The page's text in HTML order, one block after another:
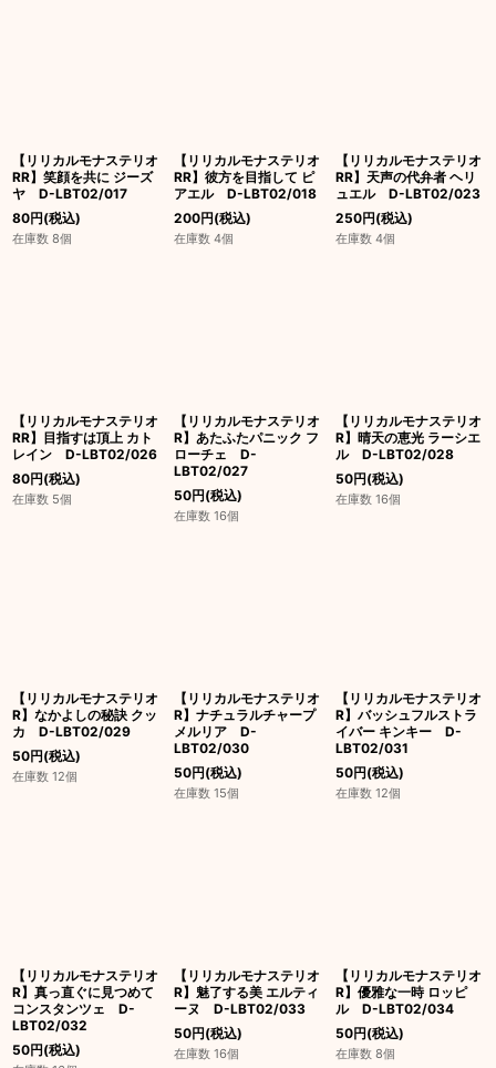
【リリカルモナステリオ
RR】笑顔を共に ジーズ
ヤ D-LBT02/017
80円(税込)
在庫数 8個
【リリカルモナステリオ
RR】彼方を目指して ピ
アエル D-LBT02/018
200円(税込)
在庫数 4個
【リリカルモナステリオ
RR】天声の代弁者 ヘリ
ュエル D-LBT02/023
250円(税込)
在庫数 4個
【リリカルモナステリオ
RR】目指すは頂上 カト
レイン D-LBT02/026
80円(税込)
在庫数 5個
【リリカルモナステリオ
R】あたふたパニック フ
ローチェ D-
LBT02/027
50円(税込)
在庫数 16個
【リリカルモナステリオ
R】晴天の恵光 ラーシエ
ル D-LBT02/028
50円(税込)
在庫数 16個
【リリカルモナステリオ
R】なかよしの秘訣 クッ
カ D-LBT02/029
50円(税込)
在庫数 12個
【リリカルモナステリオ
R】ナチュラルチャープ
メルリア D-
LBT02/030
50円(税込)
在庫数 15個
【リリカルモナステリオ
R】バッシュフルストラ
イバー キンキー D-
LBT02/031
50円(税込)
在庫数 12個
【リリカルモナステリオ
R】真っ直ぐに見つめて
コンスタンツェ D-
LBT02/032
50円(税込)
【リリカルモナステリオ
R】魅了する美 エルティ
ーヌ D-LBT02/033
50円(税込)
在庫数 16個
【リリカルモナステリオ
R】優雅な一時 ロッピ
ル D-LBT02/034
50円(税込)
在庫数 8個